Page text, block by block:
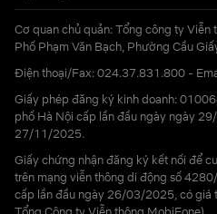
Cơ quan chủ quản: Tổng công ty
Phố Phạm Văn Bạch, Phường Cầu
Điện thoại/Fax: 024.37.831.800 -
Giấy phép đăng ký kinh doanh:
phố Hà Nội cấp lần đầu ngày ngày
27/11/2025.
Giấy chứng nhận đăng ký kết nối để
trên mạng viễn thông di động số
cấp lần đầu ngày 26/03/2025, có